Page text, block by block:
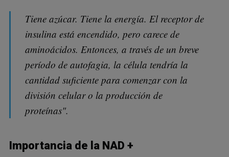
Tiene azúcar. Tiene la energía. El receptor de
insulina está encendido, pero carece de
aminoácidos. Entonces, a través de un breve
período de autofagia, la célula tendría la
cantidad suficiente para comenzar con la
división celular o la producción de
proteínas".
Importancia de la NAD +